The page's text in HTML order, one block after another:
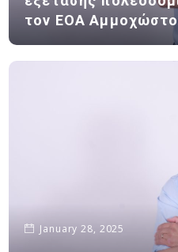
τον ΕΟΑ
January 28, 2025